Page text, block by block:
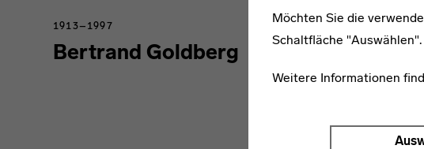
Möchten Sie die
Schaltfläche "Auswählen".
Weitere Informationen
Bertrand Goldberg
1913–1997